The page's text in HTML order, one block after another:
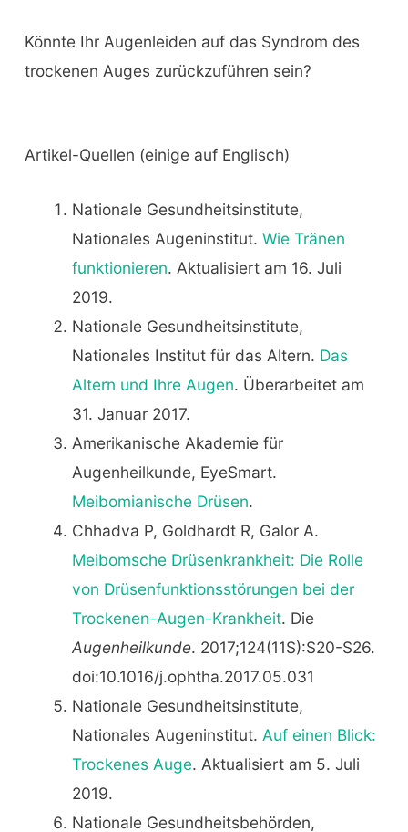
Könnte Ihr Augenleiden auf das Syndrom des
trockenen Auges zurückzuführen sein?
Artikel-Quellen (einige auf Englisch)
Nationale Gesundheitsinstitute,
Nationales Augeninstitut. Wie Tränen
funktionieren. Aktualisiert am 16. Juli
2019.
Nationale Gesundheitsinstitute,
Nationales Institut für das Altern. Das
Altern und Ihre Augen. Überarbeitet am
31. Januar 2017.
Amerikanische Akademie für
Augenheilkunde, EyeSmart.
Meibomianische Drüsen.
Chhadva P, Goldhardt R, Galor A.
Meibomsche Drüsenkrankheit: Die Rolle
von Drüsenfunktionsstörungen bei der
Trockenen-Augen-Krankheit. Die
Augenheilkunde. 2017;124(11S):S20-S26.
doi:10.1016/j.ophtha.2017.05.031
Nationale Gesundheitsinstitute,
Nationales Augeninstitut. Auf einen Blick:
Trockenes Auge. Aktualisiert am 5. Juli
2019.
Nationale Gesundheitsbehörden,